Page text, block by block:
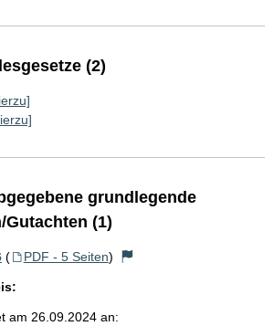
(2)
grundlegende
(1)
( PDF - 5 Seiten)
am 26.09.2024 an: